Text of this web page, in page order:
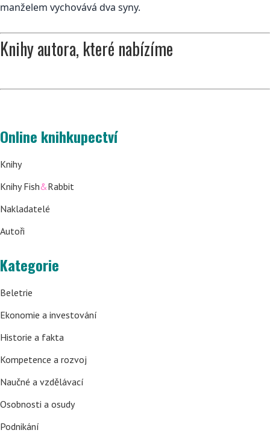
manželem vychovává dva syny.
Knihy autora, které nabízíme
Online knihkupectví
Knihy
Knihy Fish&Rabbit
Nakladatelé
Autoři
Kategorie
Beletrie
Ekonomie a investování
Historie a fakta
Kompetence a rozvoj
Naučné a vzdělávací
Osobnosti a osudy
Podnikání